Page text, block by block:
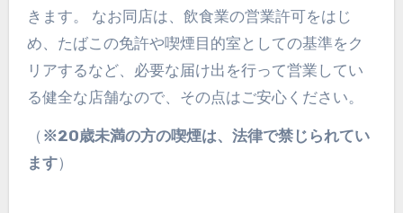
きます。 なお同店は、飲食業の営業許可をはじ
め、たばこの免許や喫煙目的室としての基準をク
リアするなど、必要な届け出を行って営業してい
る健全な店舗なので、その点はご安心ください。
（ ※20歳未満の方の喫煙は、法律で禁じられてい
ます）